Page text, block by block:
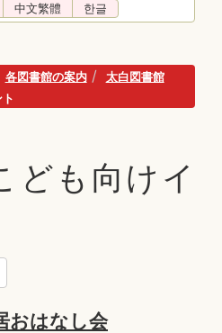
中文繁體 한글
各図書館の案内
太白図書館
ども向けイ
おはなし会